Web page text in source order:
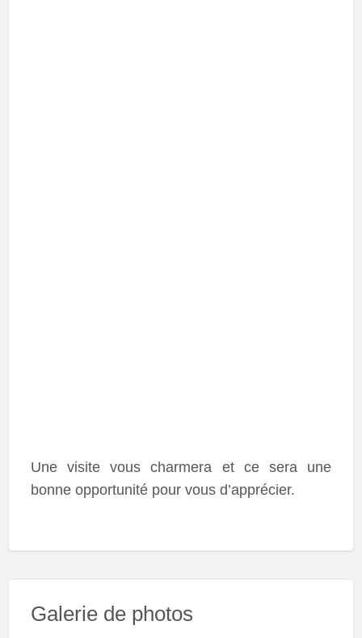
Une visite vous charmera et ce sera une
bonne opportunité pour vous d’apprécier.
Galerie de photos